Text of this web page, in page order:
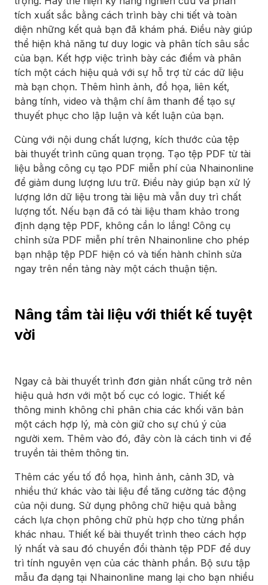
tích xuất sắc bằng cách trình bày chi tiết và toàn
diện những kết quả bạn đã khám phá. Điều này giúp
thể hiện khả năng tư duy logic và phân tích sâu sắc
của bạn. Kết hợp việc trình bày các điểm và phân
tích một cách hiệu quả với sự hỗ trợ từ các dữ liệu
mà bạn chọn. Thêm hình ảnh, đồ họa, liên kết,
bảng tính, video và thậm chí âm thanh để tạo sự
thuyết phục cho lập luận và kết luận của bạn.
Cùng với nội dung chất lượng, kích thước của tệp
bài thuyết trình cũng quan trọng. Tạo tệp PDF từ tài
liệu bằng công cụ tạo PDF miễn phí của Nhainonline
để giảm dung lượng lưu trữ. Điều này giúp bạn xử lý
lượng lớn dữ liệu trong tài liệu mà vẫn duy trì chất
lượng tốt. Nếu bạn đã có tài liệu tham khảo trong
định dạng tệp PDF, không cần lo lắng! Công cụ
chỉnh sửa PDF miễn phí trên Nhainonline cho phép
bạn nhập tệp PDF hiện có và tiến hành chỉnh sửa
ngay trên nền tảng này một cách thuận tiện.
Nâng tầm tài liệu với thiết kế tuyệt
vời
Ngay cả bài thuyết trình đơn giản nhất cũng trở nên
hiệu quả hơn với một bố cục có logic. Thiết kế
thông minh không chỉ phân chia các khối văn bản
một cách hợp lý, mà còn giữ cho sự chú ý của
người xem. Thêm vào đó, đây còn là cách tinh vi để
truyền tải thêm thông tin.
Thêm các yếu tố đồ họa, hình ảnh, cảnh 3D, và
nhiều thứ khác vào tài liệu để tăng cường tác động
của nội dung. Sử dụng phông chữ hiệu quả bằng
cách lựa chọn phông chữ phù hợp cho từng phần
khác nhau. Thiết kế bài thuyết trình theo cách hợp
lý nhất và sau đó chuyển đổi thành tệp PDF để duy
trì tính nguyên vẹn của các thành phần. Bộ sưu tập
mẫu đa dạng tại Nhainonline mang lại cho bạn nhiều